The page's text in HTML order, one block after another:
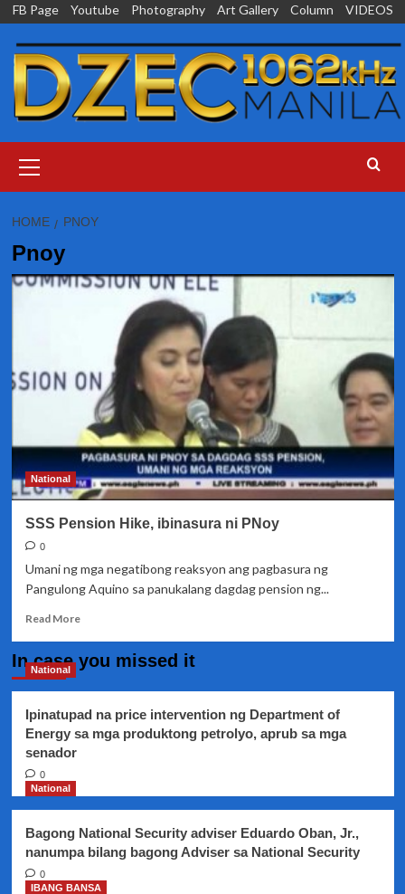
Skip
content
FB Page Youtube Photography Art Gallery Column VIDEOS
Menu
HOME PNOY
Pnoy
National
SSS Pension Hike, ibinasura ni PNoy
0
Umani ng mga negatibong reaksyon ang pagbasura ng
Pangulong Aquino sa panukalang dagdag pension ng...
Read MoreRead
SSS
ibinasura
ni
In case you missed it
National
Ipinatupad na price intervention ng Department of
Energy sa mga produktong petrolyo, aprub sa mga
senador
0
National
Bagong National Security adviser Eduardo Oban, Jr.,
nanumpa bilang bagong Adviser sa National Security
0
IBANG BANSA